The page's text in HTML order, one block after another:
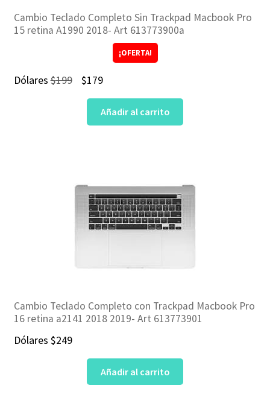
Cambio Teclado Completo Sin Trackpad Macbook Pro
15 retina A1990 2018- Art 613773900a
¡OFERTA!
Dólares$199
El
precio
original
$179El
precio
actual
Añadir al carrito
Cambio Teclado Completo con Trackpad Macbook Pro
16 retina a2141 2018 2019- Art 613773901
Dólares $249
Añadir al carrito